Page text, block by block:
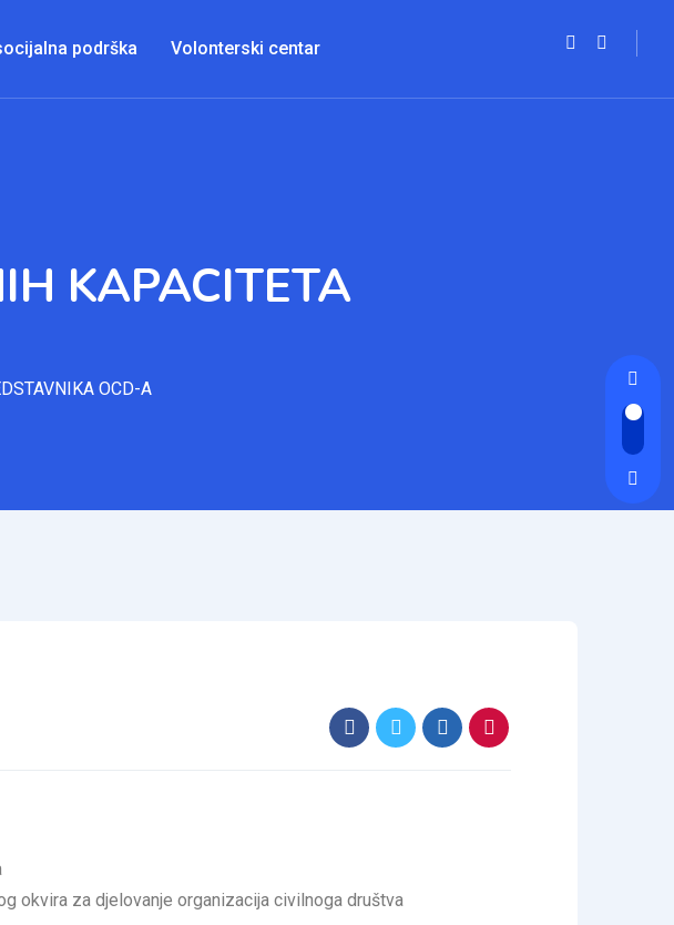
podrška Volonterski centar
KAPACITETA
OCD-A
okvira za djelovanje organizacija civilnoga društva